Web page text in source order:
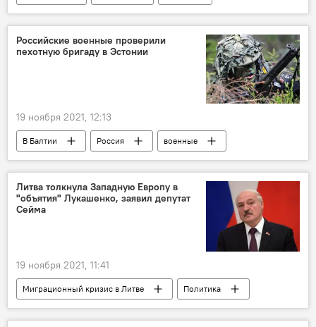
Дмитрий Песков
президентские выборы
фильм "Интервью с Путиным"
Кремль
Российские военные проверили
пехотную бригаду в Эстонии
19 ноября 2021, 12:13
В Балтии Россия
военные
Эстония
ОБСЕ вооружение
Литва толкнула Западную Европу в
"объятия" Лукашенко, заявил депутат
Сейма
19 ноября 2021, 11:41
Миграционный кризис в Литве
Политика
Литва
Сейм Литвы
беженцы